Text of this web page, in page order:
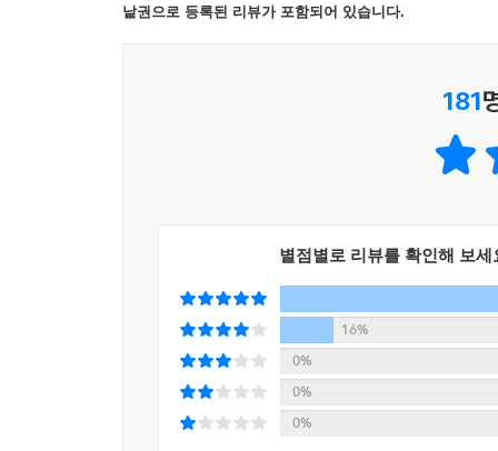
낱권으로 등록된 리뷰가 포함되어 있습니다.
181
별점별로 리뷰를 확인해 보세
16%
0%
0%
0%